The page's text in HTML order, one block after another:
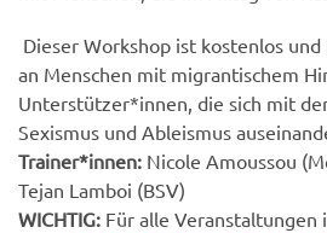
Dieser Workshop ist kostenlos
an Menschen mit migrantischem
Unterstützer*innen, die sich mit
Sexismus und Ableismus
Trainer*innen: Nicole Amoussou
Tejan Lamboi (BSV)
WICHTIG: Für alle Veranstaltungen